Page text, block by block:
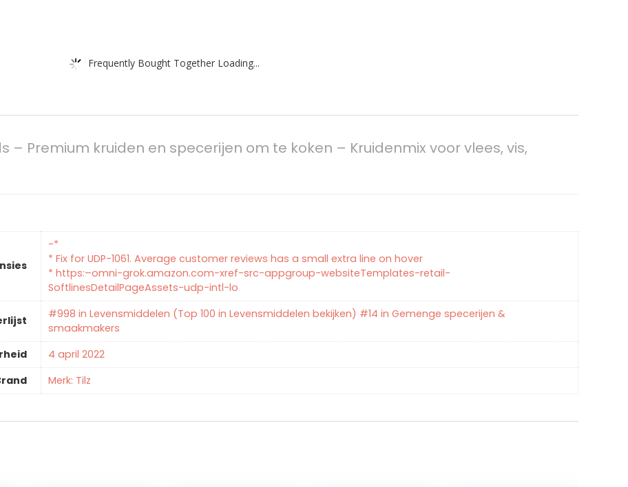
Frequently Bought Together Loading...
– Premium kruiden en specerijen om te koken – Kruidenmix voor vlees, vis,
-*
* Fix for UDP-1061. Average customer reviews has a small extra line on hover
* https:–omni-grok.amazon.com-xref-src-appgroup-websiteTemplates-retail-
SoftlinesDetailPageAssets-udp-intl-lo
#998 in Levensmiddelen (Top 100 in Levensmiddelen bekijken) #14 in Gemenge specerijen &
smaakmakers
4 april 2022
Merk: Tilz